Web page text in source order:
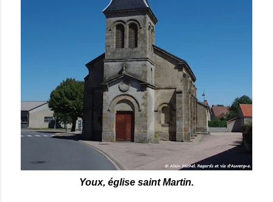
Youx, église saint Martin.